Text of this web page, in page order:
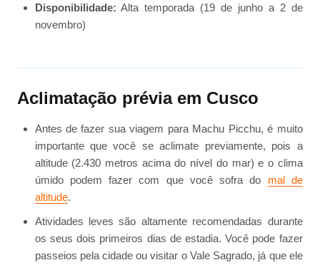
Disponibilidade: Alta temporada (19 de junho a 2 de
novembro)
Aclimatação prévia em Cusco
Antes de fazer sua viagem para Machu Picchu, é muito
importante que você se aclimate previamente, pois a
altitude (2.430 metros acima do nível do mar) e o clima
úmido podem fazer com que você sofra do mal de
altitude.
Atividades leves são altamente recomendadas durante
os seus dois primeiros dias de estadia. Você pode fazer
passeios pela cidade ou visitar o Vale Sagrado, já que ele